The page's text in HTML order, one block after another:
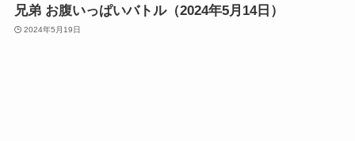
兄弟 お腹いっぱいバトル（2024年5月14日）
2024年5月19日